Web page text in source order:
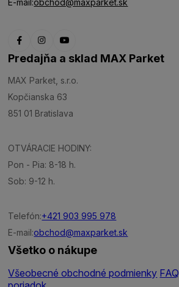
Predajňa a sklad MAX Parket
MAX Parket, s.r.o.
Kopčianska 63
851 01 Bratislava
OTVÁRACIE HODINY:
Pon - Pia: 8-18 h.
Sob: 9-12 h.
Telefón:+421 903 995 978
E-mail:obchod@maxparket.sk
Všetko o nákupe
Všeobecné obchodné podmienky FAQ